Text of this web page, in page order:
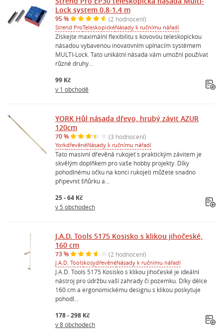
Lock system 0.8-1.4 m
95 % (2 hodnocení)
Strend ProTeleskopickéNásady k ručnímu nářadí
Získejte maximální flexibilitu s kovovou teleskopickou
násadou vybavenou inovativním upínacím systémem
MULTI-Lock. Tato unikátní násada vám umožní používat
různé druhy...
99 Kč
v 1 obchodě
YORK Hůl násada dřevo, hrubý závit AZUR
120cm
70 % (3 hodnocení)
YorkdřevěnéNásady k ručnímu nářadí
Tato masivní dřevěná rukojeť s praktickým závitem je
skvělým doplňkem pro vaše hobby projekty. Díky
pohodlnému očku na konci rukojeti můžete snadno
připevnit šňůrku a...
25 - 64 Kč
v 5 obchodech
J.A.D. Tools 5175 Kosisko s klikou jihočeské,
160 cm
73 % (2 hodnocení)
J.A.D. ToolskosydřevěnéNásady k ručnímu nářadí
J.A.D. Tools 5175 Kosisko s klikou jihočeské je ideální
nástroj pro údržbu vaší zahrady či pozemku. Díky délce
160 cm a ergonomickému designu s klikou poskytuje
pohodl...
178 - 298 Kč
v 8 obchodech